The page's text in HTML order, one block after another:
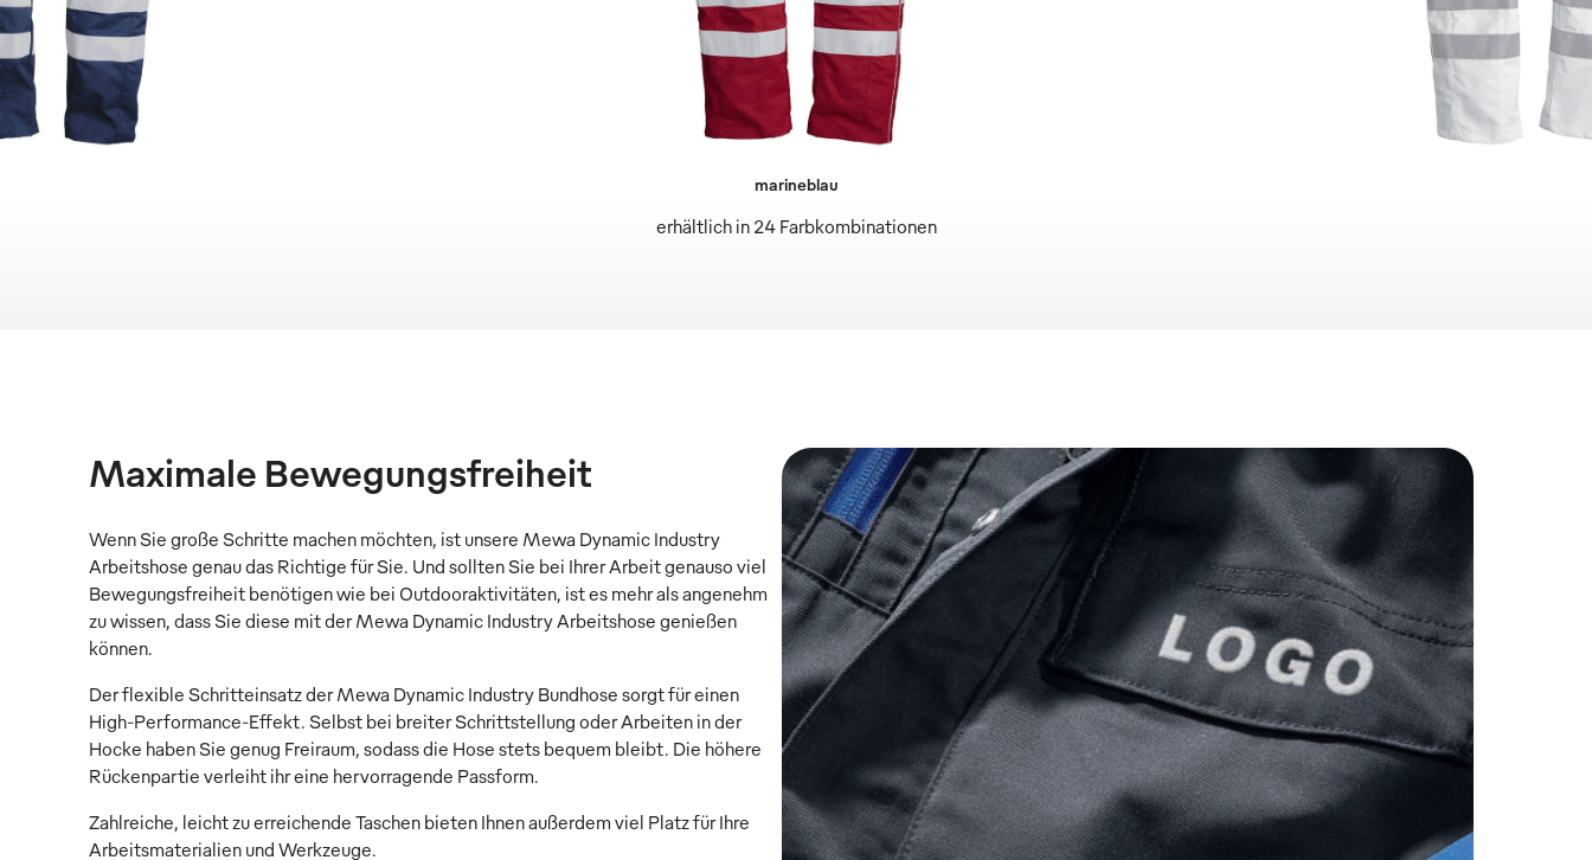
erhältlich in 24 Farbkombinationen
marineblau
Maximale Bewegungsfreiheit
Wenn Sie große Schritte machen möchten, ist unsere Mewa Dynamic Industry
Arbeitshose genau das Richtige für Sie. Und sollten Sie bei Ihrer Arbeit genauso viel
Bewegungsfreiheit benötigen wie bei Outdooraktivitäten, ist es mehr als angenehm
zu wissen, dass Sie diese mit der Mewa Dynamic Industry Arbeitshose genießen
können.
Der flexible Schritteinsatz der Mewa Dynamic Industry Bundhose sorgt für einen
High-Performance-Effekt. Selbst bei breiter Schrittstellung oder Arbeiten in der
Hocke haben Sie genug Freiraum, sodass die Hose stets bequem bleibt. Die höhere
Rückenpartie verleiht ihr eine hervorragende Passform.
Zahlreiche, leicht zu erreichende Taschen bieten Ihnen außerdem viel Platz für Ihre
Arbeitsmaterialien und Werkzeuge.